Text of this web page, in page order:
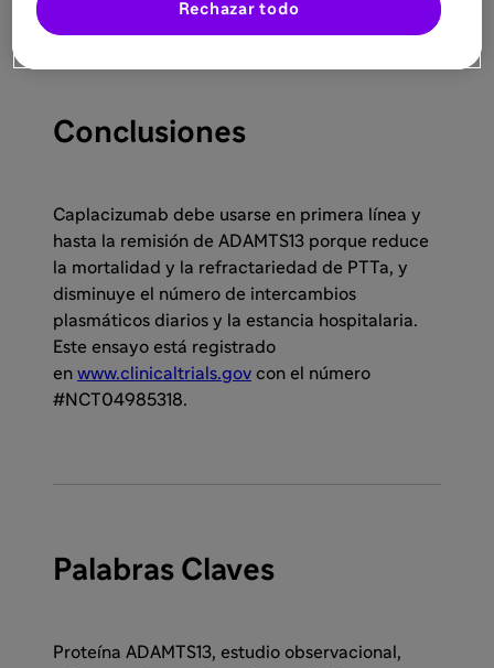
Conclusiones
Caplacizumab debe usarse en primera línea y
hasta la remisión de ADAMTS13 porque reduce
la mortalidad y la refractariedad de PTTa, y
disminuye el número de intercambios
plasmáticos diarios y la estancia hospitalaria.
Este ensayo está registrado
en www.clinicaltrials.gov con el número
#NCT04985318.
Palabras Claves
Proteína ADAMTS13, estudio observacional,
Rechazar todo